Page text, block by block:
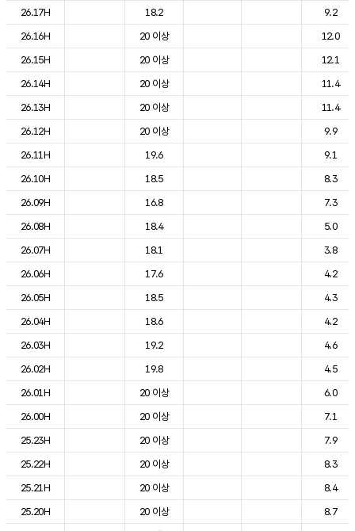
26.17H
18.2
9.2
26.16H
20 이상
12.0
26.15H
20 이상
12.1
26.14H
20 이상
11.4
26.13H
20 이상
11.4
26.12H
20 이상
9.9
26.11H
19.6
9.1
26.10H
18.5
8.3
26.09H
16.8
7.3
26.08H
18.4
5.0
26.07H
18.1
3.8
26.06H
17.6
4.2
26.05H
18.5
4.3
26.04H
18.6
4.2
26.03H
19.2
4.6
26.02H
19.8
4.5
26.01H
20 이상
6.0
26.00H
20 이상
7.1
25.23H
20 이상
7.9
25.22H
20 이상
8.3
25.21H
20 이상
8.4
25.20H
20 이상
8.7